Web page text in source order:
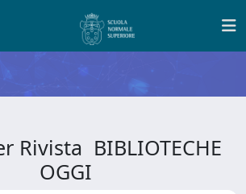
Rivista BIBLIOTECHE
OGGI